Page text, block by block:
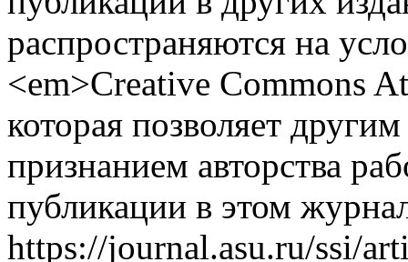
распространяются на
<em>Creative Commons
которая позволяет
признанием авторства
публикации в этом
https://journal.asu.ru/ssi/